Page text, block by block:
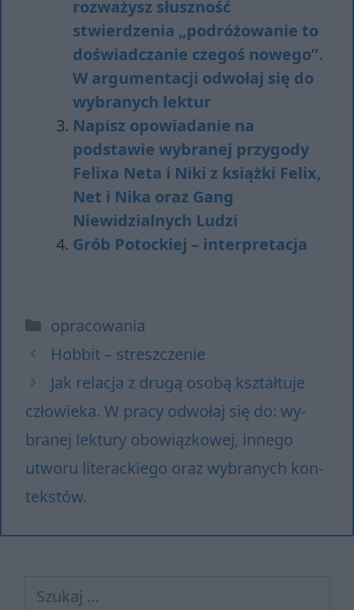
rozważysz słuszność
stwierdzenia „podróżowanie to
doświadczanie czegoś nowego”.
W argumentacji odwołaj się do
wybranych lektur
Napisz opowiadanie na
podstawie wybranej przygody
Felixa Neta i Niki z książki Felix,
Net i Nika oraz Gang
Niewidzialnych Ludzi
Grób Potockiej – interpretacja
Kategorie
opracowania
Hobbit – streszczenie
Jak relacja z drugą osobą kształtuje
człowieka. W pra­cy od­wo­łaj się do: wy­
bra­nej lek­tu­ry obo­wiąz­ko­wej, in­ne­go
utwo­ru li­te­rac­kie­go oraz wy­bra­nych kon­
tek­stów.